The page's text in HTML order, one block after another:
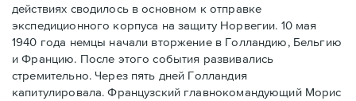
действиях сводилось в основном к отправке
экспедиционного корпуса на защиту Норвегии. 10 мая
1940 года немцы начали вторжение в Голландию, Бельгию
и Францию. После этого события развивались
стремительно. Через пять дней Голландия
капитулировала. Французский главнокомандующий Морис